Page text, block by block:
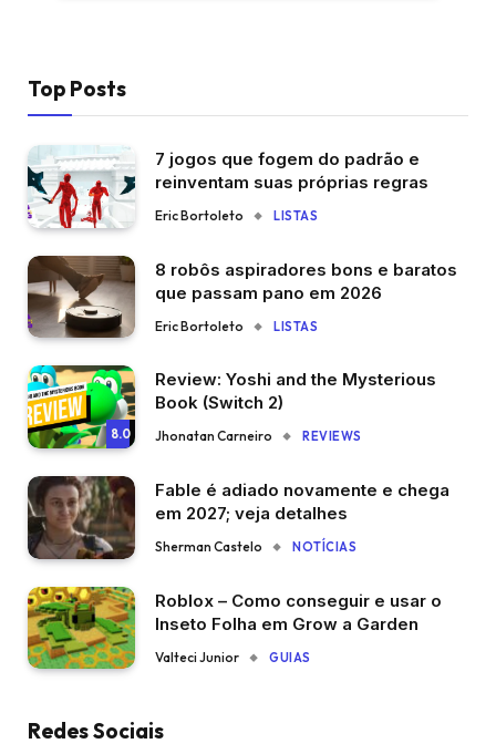
Top Posts
7 jogos que fogem do padrão e
reinventam suas próprias regras
Eric Bortoleto LISTAS
8 robôs aspiradores bons e baratos
que passam pano em 2026
Eric Bortoleto LISTAS
8.0
Review: Yoshi and the Mysterious
Book (Switch 2)
Jhonatan Carneiro REVIEWS
Fable é adiado novamente e chega
em 2027; veja detalhes
Sherman Castelo NOTÍCIAS
Roblox – Como conseguir e usar o
Inseto Folha em Grow a Garden
Valteci Junior GUIAS
Redes Sociais